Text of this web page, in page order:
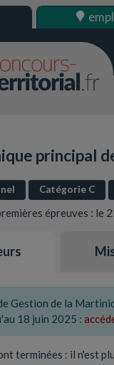
principal
Catégorie C
épreuves : le
Gestion de la
18 juin 2025 :
terminées : il n'est